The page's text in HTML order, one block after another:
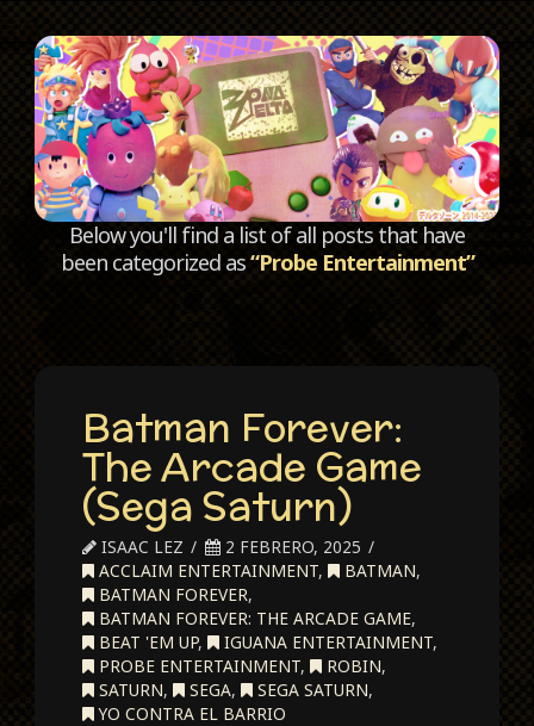
Below you'll find a list of all posts that have
been categorized as“Probe Entertainment”
Batman Forever:
The Arcade Game
(Sega Saturn)
ISAAC LEZ
2 FEBRERO, 2025
ACCLAIM ENTERTAINMENT, BATMAN,
BATMAN FOREVER,
BATMAN FOREVER: THE ARCADE GAME,
BEAT 'EM UP, IGUANA ENTERTAINMENT,
PROBE ENTERTAINMENT, ROBIN,
SATURN, SEGA, SEGA SATURN,
YO CONTRA EL BARRIO